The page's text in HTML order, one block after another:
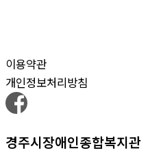
이용약관
개인정보처리방침
경주시장애인종합복지관